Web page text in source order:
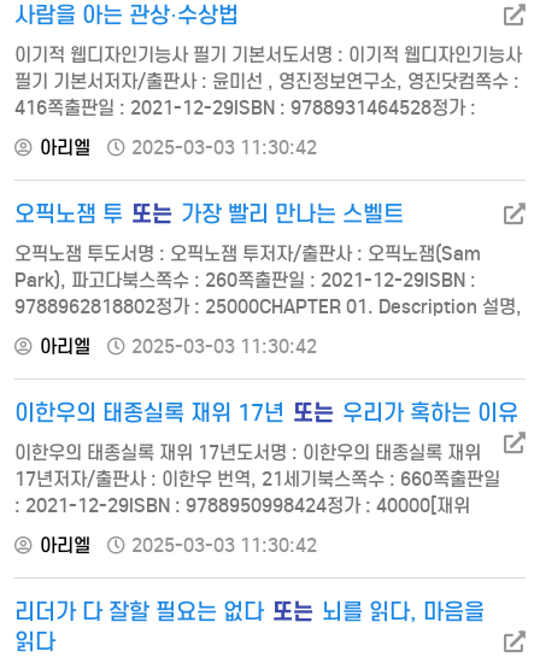
사람을 아는 관상·수상법
이기적 웹디자인기능사 필기 기본서도서명 : 이기적 웹디자인기능사
필기 기본서저자/출판사 : 윤미선 , 영진정보연구소, 영진닷컴쪽수 :
416쪽출판일 : 2021-12-29ISBN : 9788931464528정가 :
20000[1권] 이론 -웹디 필기 출제 경향 분석 -차례 -QR 목록 -
웹디자인기능사 수험자 동향 -이 책의 구성 -CBT 시험 안내 -시험
안내 -자주 질문하는 Q&A PART 01 디자인 일반 CHAPTER 01
디자인 기초 1. 디자인의 개요 2. 디자인의 분류 및 특징 예상문제
CHAPTER 02 디자…
아리엘 2025-03-03 11:30:42
오픽노잼 투 또는 가장 빨리 만나는 스벨트
오픽노잼 투도서명 : 오픽노잼 투저자/출판사 : 오픽노잼(Sam
Park), 파고다북스쪽수 : 260쪽출판일 : 2021-12-29ISBN :
9788962818802정가 : 25000CHAPTER 01. Description 설명,
묘사 01 Banks 은행 02 Bars 술집/바 03 Beaches 해변 04 Caf?
s 카페 05 Career 직업/직장/업무 06 Fashion 패션 07 Food 음식
08 Hotels 호텔 09 Housing 거주지 10 Music 음악 CHAPTER
02. Habit 습…
아리엘 2025-03-03 11:30:42
이한우의 태종실록 재위 17년 또는 우리가 혹하는 이유
이한우의 태종실록 재위 17년도서명 : 이한우의 태종실록 재위
17년저자/출판사 : 이한우 번역, 21세기북스쪽수 : 660쪽출판일
: 2021-12-29ISBN : 9788950998424정가 : 40000[재위
17년] 들어가는 말 일러두기 태종 17년 정유년 1월 ㆍ 원문 태종
17년 정유년 2월 ㆍ 원문 태종 17년 정유년 3월 ㆍ 원문 태종
17년 정유년 4월 ㆍ 원문 태종 17년 정유년 5월 ㆍ 원문 태종
17년 정유년 윤5월 ㆍ 원문 태종 17년 정유년 6월 ㆍ 원문 태종
17년 정유년 7월 ㆍ 원문 …
아리엘 2025-03-03 11:30:42
리더가 다 잘할 필요는 없다 또는 뇌를 읽다, 마음을
읽다